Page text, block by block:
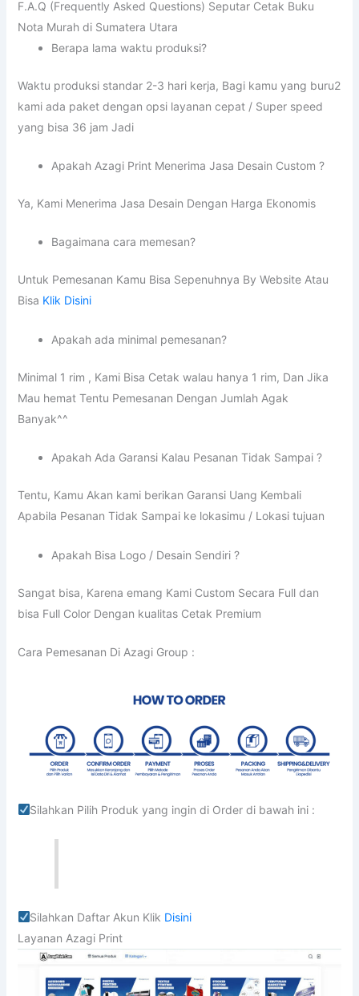
F.A.Q (Frequently Asked Questions) Seputar Cetak Buku
Nota Murah di Sumatera Utara
Berapa lama waktu produksi?
Waktu produksi standar 2-3 hari kerja, Bagi kamu yang buru2
kami ada paket dengan opsi layanan cepat / Super speed
yang bisa 36 jam Jadi
Apakah Azagi Print Menerima Jasa Desain Custom ?
Ya, Kami Menerima Jasa Desain Dengan Harga Ekonomis
Bagaimana cara memesan?
Untuk Pemesanan Kamu Bisa Sepenuhnya By Website Atau
Bisa Klik Disini
Apakah ada minimal pemesanan?
Minimal 1 rim , Kami Bisa Cetak walau hanya 1 rim, Dan Jika
Mau hemat Tentu Pemesanan Dengan Jumlah Agak
Banyak^^
Apakah Ada Garansi Kalau Pesanan Tidak Sampai ?
Tentu, Kamu Akan kami berikan Garansi Uang Kembali
Apabila Pesanan Tidak Sampai ke lokasimu / Lokasi tujuan
Apakah Bisa Logo / Desain Sendiri ?
Sangat bisa, Karena emang Kami Custom Secara Full dan
bisa Full Color Dengan kualitas Cetak Premium
Cara Pemesanan Di Azagi Group :
Silahkan Pilih Produk yang ingin di Order di bawah ini :
Silahkan Daftar Akun Klik Disini
Layanan Azagi Print